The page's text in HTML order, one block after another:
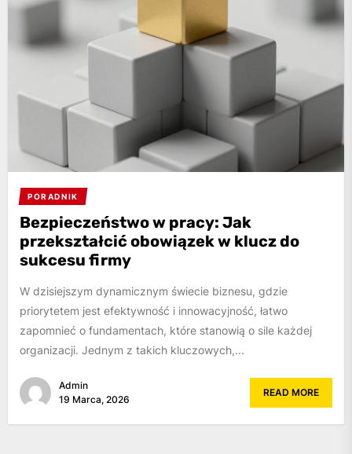
PORADNIK
Bezpieczeństwo w pracy: Jak
przekształcić obowiązek w klucz do
sukcesu firmy
W dzisiejszym dynamicznym świecie biznesu, gdzie
priorytetem jest efektywność i innowacyjność, łatwo
zapomnieć o fundamentach, które stanowią o sile każdej
organizacji. Jednym z takich kluczowych,...
Admin
19 Marca, 2026
READ MORE